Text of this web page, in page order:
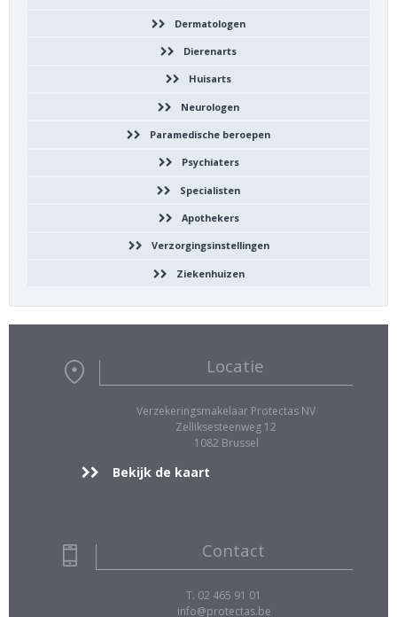
Dermatologen
Dierenarts
Huisarts
Neurologen
Paramedische beroepen
Psychiaters
Specialisten
Apothekers
Verzorgingsinstellingen
Ziekenhuizen
Locatie
Verzekeringsmakelaar Protectas NV
Zelliksesteenweg 12
1082 Brussel
Bekijk de kaart
Contact
T. 02 465 91 01
info@protectas.be